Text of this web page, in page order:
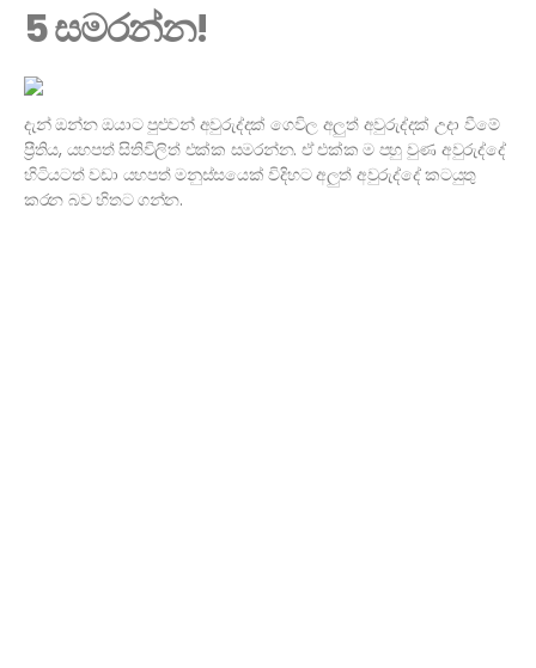
5 සමරන්න!
දැන් ඔන්න ඔයාට පුළුවන් අවුරුද්දක් ගෙවිල අලුත් අවුරුද්දක් උදා වීමේ
ප්‍රීතිය, යහපත් සිතිවිලිත් එක්ක සමරන්න. ඒ එක්ක ම පහු වුණ අවුරුද්දේ
හිටියටත් වඩා යහපත් මනුස්සයෙක් විදිහට අලුත් අවුරුද්දේ කටයුතු
කරන බව හිතට ගන්න.